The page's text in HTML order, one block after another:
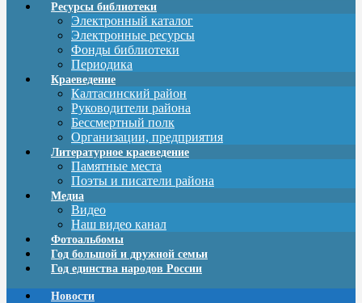
Ресурсы библиотеки
Электронный каталог
Электронные ресурсы
Фонды библиотеки
Периодика
Краеведение
Калтасинский район
Руководители района
Бессмертный полк
Организации, предприятия
Литературное краеведение
Памятные места
Поэты и писатели района
Медиа
Видео
Наш видео канал
Фотоальбомы
Год большой и дружной семьи
Год единства народов России
Новости